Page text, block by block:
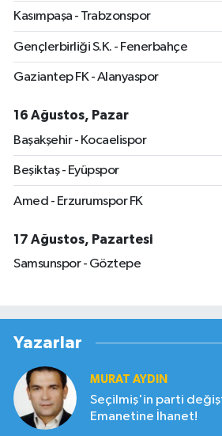
Kasımpaşa - Trabzonspor
Gençlerbirliği S.K. - Fenerbahçe
Gaziantep FK - Alanyaspor
16 Ağustos, Pazar
Başakşehir - Kocaelispor
Beşiktaş - Eyüpspor
Amed - Erzurumspor FK
17 Ağustos, Pazartesi
Samsunspor - Göztepe
Yazarlar
MURAT AYDIN
Seçilmiş'in parti
Emanetine İhanet!